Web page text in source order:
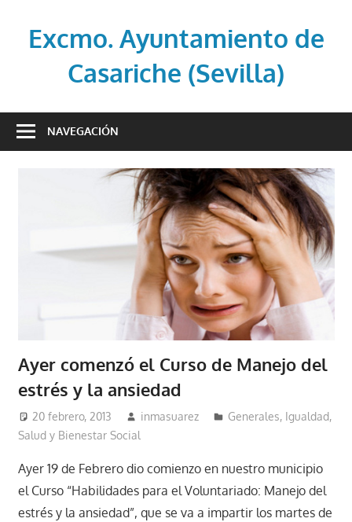
contenidoExcmo. Ayuntamiento de
Casariche (Sevilla)
oficialNAVEGACIÓN
Ayer comenzó el Curso de Manejo del
estrés y la ansiedad
20 febrero, 2013 inmasuarez Generales, Igualdad,
Salud y Bienestar Social
Ayer 19 de Febrero dio comienzo en nuestro municipio
el Curso “Habilidades para el Voluntariado: Manejo del
estrés y la ansiedad”, que se va a impartir los martes de